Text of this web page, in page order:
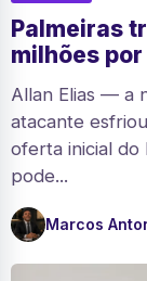
Palmeiras
milhões
Allan Elias — a
atacante
oferta inicial do
pode...
Marcos